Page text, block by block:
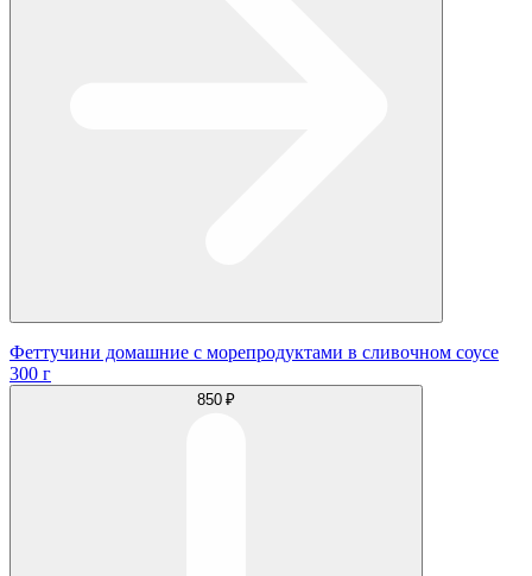
Феттучини домашние с морепродуктами в сливочном соусе
300 г
850 ₽